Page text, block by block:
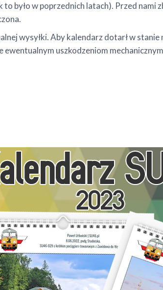
było w poprzednich latach). Przed nami
wysyłki. Aby kalendarz dotarł w
uszkodzeniom